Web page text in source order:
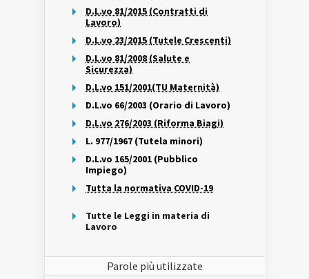
D.L.vo 81/2015 (Contratti di
Lavoro)
D.L.vo 23/2015 (Tutele Crescenti)
D.L.vo 81/2008 (Salute e
Sicurezza)
D.L.vo 151/2001(TU Maternità)
D.L.vo 66/2003 (Orario di Lavoro)
D.L.vo 276/2003 (Riforma Biagi)
L. 977/1967 (Tutela minori)
D.L.vo 165/2001 (Pubblico
Impiego)
Tutta la normativa COVID-19
Tutte le Leggi in materia di
Lavoro
Parole più utilizzate